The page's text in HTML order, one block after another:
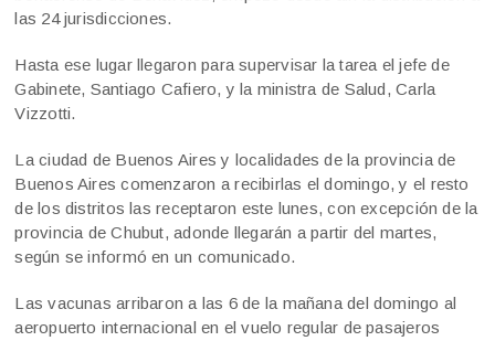
las 24 jurisdicciones.
Hasta ese lugar llegaron para supervisar la tarea el jefe de
Gabinete, Santiago Cafiero, y la ministra de Salud, Carla
Vizzotti.
La ciudad de Buenos Aires y localidades de la provincia de
Buenos Aires comenzaron a recibirlas el domingo, y el resto
de los distritos las receptaron este lunes, con excepción de la
provincia de Chubut, adonde llegarán a partir del martes,
según se informó en un comunicado.
Las vacunas arribaron a las 6 de la mañana del domingo al
aeropuerto internacional en el vuelo regular de pasajeros